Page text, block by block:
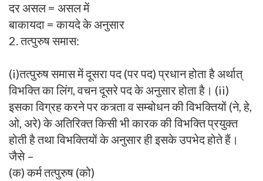
दर असल = असल में
बाकायदा = कायदे के अनुसार
2. तत्पुरुष समास:
(i)तत्पुरुष समास में दूसरा पद (पर पद) प्रधान होता है अर्थात्
विभक्ति का लिंग, वचन दूसरे पद के अनुसार होता है। (ii)
इसका विग्रह करने पर कत्र्ता व सम्बोधन की विभक्तियों (ने, हे,
ओ, अरे) के अतिरिक्त किसी भी कारक की विभक्ति प्रयुक्त
होती है तथा विभक्तियों के अनुसार ही इसके उपभेद होते हैं।
जैसे –
(क) कर्म तत्पुरुष (को)